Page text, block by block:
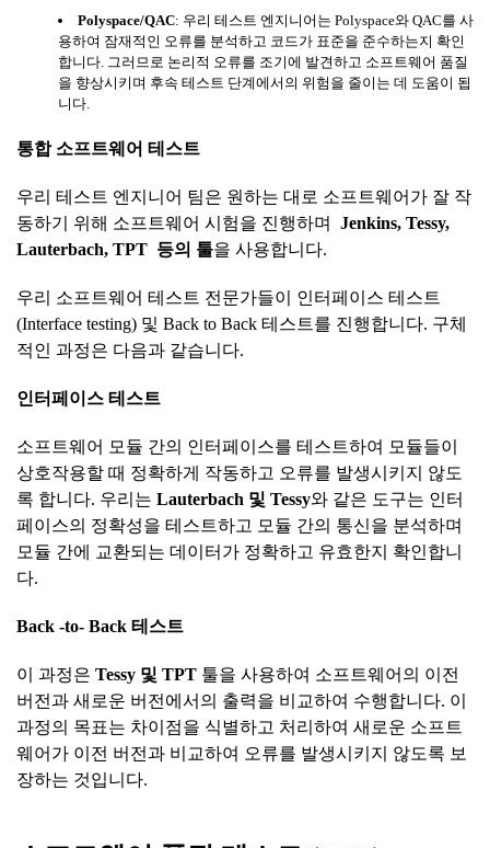
Polyspace/QAC: 우리 테스트 엔지니어는 Polyspace와 QAC를 사
용하여 잠재적인 오류를 분석하고 코드가 표준을 준수하는지 확인
합니다. 그러므로 논리적 오류를 조기에 발견하고 소프트웨어 품질
을 향상시키며 후속 테스트 단계에서의 위험을 줄이는 데 도움이 됩
니다.
통합 소프트웨어 테스트
우리 테스트 엔지니어 팀은 원하는 대로 소프트웨어가 잘 작
동하기 위해 소프트웨어 시험을 진행하며
Jenkins, Tessy,
Lauterbach, TPT 등의 툴을 사용합니다.
우리 소프트웨어 테스트 전문가들이 인터페이스 테스트
(Interface testing) 및 Back to Back 테스트를 진행합니다. 구체
적인 과정은 다음과 같습니다.
인터페이스 테스트
소프트웨어 모듈 간의 인터페이스를 테스트하여 모듈들이
상호작용할 때 정확하게 작동하고 오류를 발생시키지 않도
록 합니다. 우리는 Lauterbach 및 Tessy와 같은 도구는 인터
페이스의 정확성을 테스트하고 모듈 간의 통신을 분석하며
모듈 간에 교환되는 데이터가 정확하고 유효한지 확인합니
다.
Back -to- Back 테스트
이 과정은 Tessy 및 TPT 툴을 사용하여 소프트웨어의 이전
버전과 새로운 버전에서의 출력을 비교하여 수행합니다. 이
과정의 목표는 차이점을 식별하고 처리하여 새로운 소프트
웨어가 이전 버전과 비교하여 오류를 발생시키지 않도록 보
장하는 것입니다.